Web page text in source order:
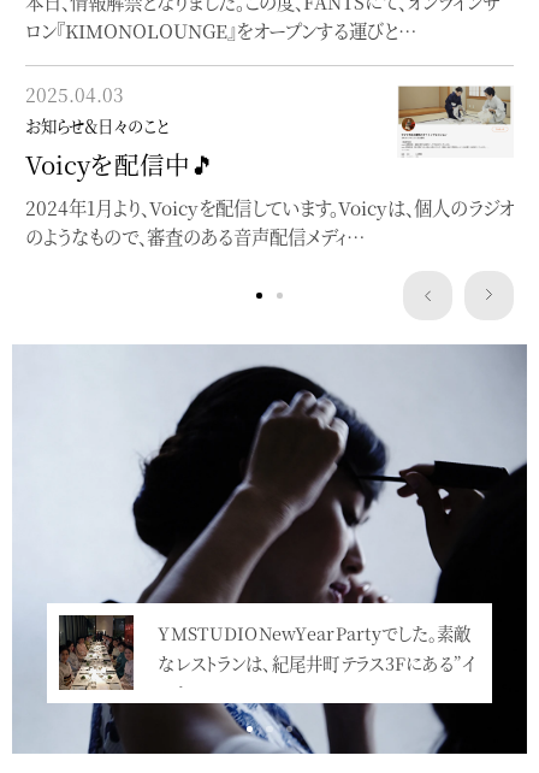
ロン『KIMONOLOUNGE』をオープンする運びと…
2025.04.03
お知らせ＆日々のこと
Voicyを配信中🎵
2024年1月より、Voicyを配信しています。Voicyは、個人のラジオ
のようなもので、審査のある音声配信メディ…
お知らせ＆日々のこと
note始めました
blogとは違った角度でnoteを書いています
Service
YMSTUDIONewYearPartyでした。素敵
なレストランは、紀尾井町テラス3Fにある”イ
ンカン…<